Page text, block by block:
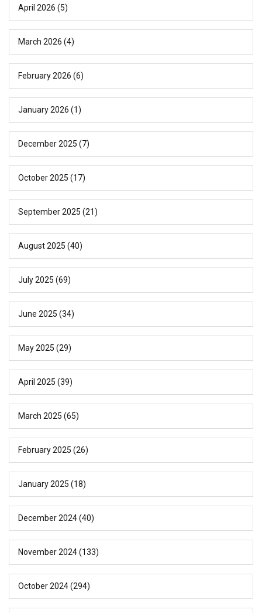
April 2026 (5)
March 2026 (4)
February 2026 (6)
January 2026 (1)
December 2025 (7)
October 2025 (17)
September 2025 (21)
August 2025 (40)
July 2025 (69)
June 2025 (34)
May 2025 (29)
April 2025 (39)
March 2025 (65)
February 2025 (26)
January 2025 (18)
December 2024(40)
November 2024(133)
October 2024(294)